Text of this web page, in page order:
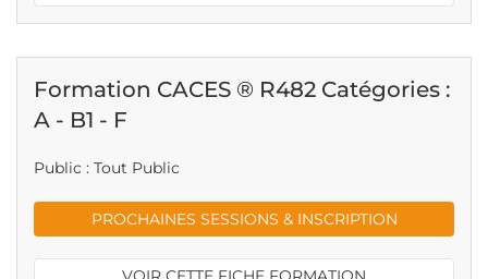
Formation CACES ® R482 Catégories :
A - B1 - F
Public : Tout Public
PROCHAINES SESSIONS & INSCRIPTION